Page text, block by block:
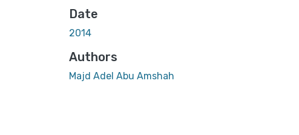
Date
2014
Authors
Majd Adel Abu Amshah